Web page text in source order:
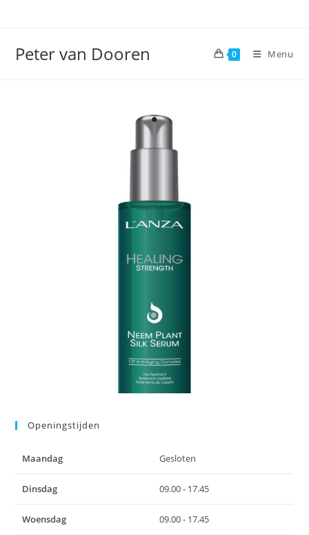
Peter van Dooren 0 Menu
Openingstijden
Maandag Gesloten
Dinsdag 09.00 - 17.45
Woensdag 09.00 - 17.45